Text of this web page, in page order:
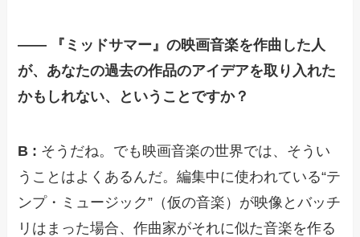
—— 『ミッドサマー』の映画音楽を作曲した人
が、あなたの過去の作品のアイデアを取り入れた
かもしれない、ということですか？
B : そうだね。でも映画音楽の世界では、そうい
うことはよくあるんだ。編集中に使われている“テ
ンプ・ミュージック”（仮の音楽）が映像とバッチ
リはまった場合、作曲家がそれに似た音楽を作る